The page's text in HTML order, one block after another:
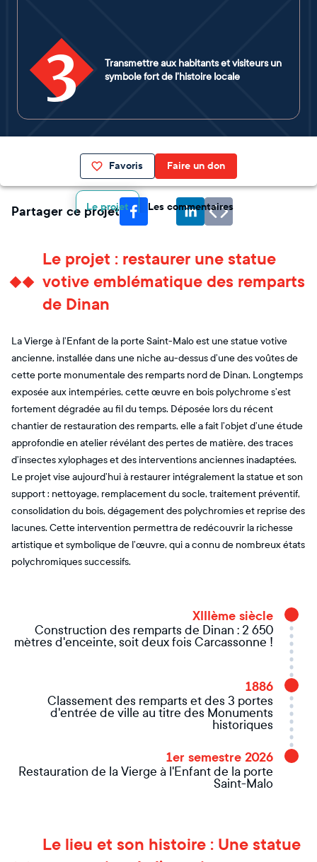
3
Transmettre aux habitants et visiteurs un
symbole fort de l’histoire locale
Favoris Faire un don
Le projet Les commentaires
Partager ce projet
Le projet : restaurer une statue
votive emblématique des remparts
de Dinan
La Vierge à l’Enfant de la porte Saint-Malo est une statue votive
ancienne, installée dans une niche au-dessus d’une des voûtes de
cette porte monumentale des remparts nord de Dinan. Longtemps
exposée aux intempéries, cette œuvre en bois polychrome s’est
fortement dégradée au fil du temps. Déposée lors du récent
chantier de restauration des remparts, elle a fait l’objet d’une étude
approfondie en atelier révélant des pertes de matière, des traces
d’insectes xylophages et des interventions anciennes inadaptées.
Le projet vise aujourd’hui à restaurer intégralement la statue et son
support : nettoyage, remplacement du socle, traitement préventif,
consolidation du bois, dégagement des polychromies et reprise des
lacunes. Cette intervention permettra de redécouvrir la richesse
artistique et symbolique de l’œuvre, qui a connu de nombreux états
polychromiques successifs.
XIIIème siècle
Construction des remparts de Dinan : 2 650
mètres d'enceinte, soit deux fois Carcassonne !
1886
Classement des remparts et des 3 portes
d'entrée de ville au titre des Monuments
historiques
1er semestre 2026
Restauration de la Vierge à l'Enfant de la porte
Saint-Malo
Le lieu et son histoire : Une statue